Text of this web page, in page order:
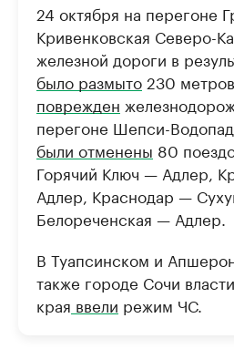
24 октября на перегоне
Кривенковская Северо-
железной дороги в
было размыто 230
поврежден
перегоне Шепси-
были отменены 80
Горячий Ключ — Адлер,
Адлер, Краснодар —
Белореченская — Адлер.
В Туапсинском и
также городе Сочи
края ввели режим ЧС.